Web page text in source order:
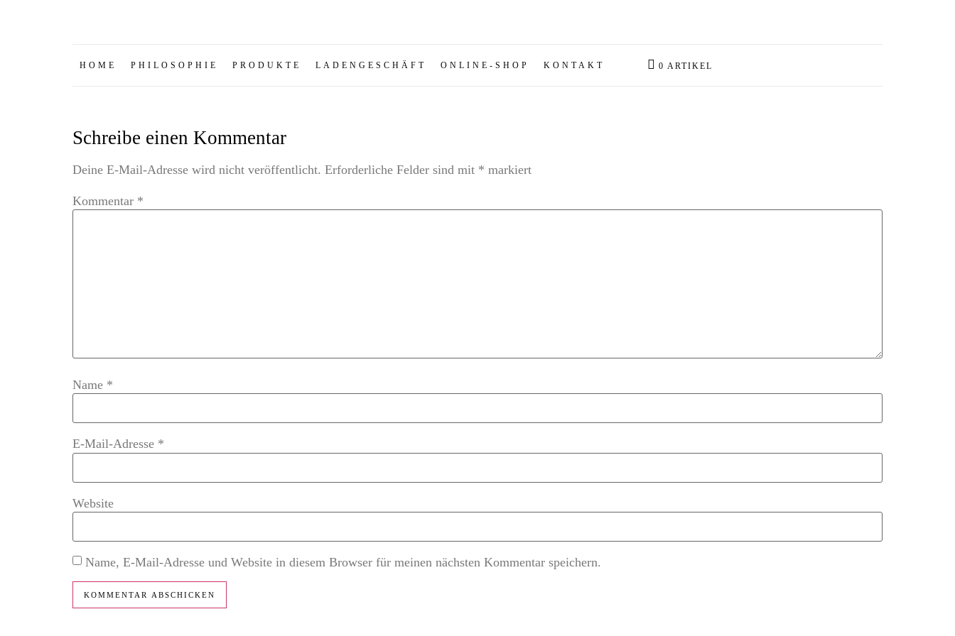
HOME PHILOSOPHIE PRODUKTE LADENGESCHÄFT ONLINE-SHOP KONTAKT 0 ARTIKEL
Schreibe einen Kommentar
Deine E-Mail-Adresse wird nicht veröffentlicht. Erforderliche Felder sind mit * markiert
Kommentar *
Name *
E-Mail-Adresse *
Website
Name, E-Mail-Adresse und Website in diesem Browser für meinen nächsten Kommentar speichern.